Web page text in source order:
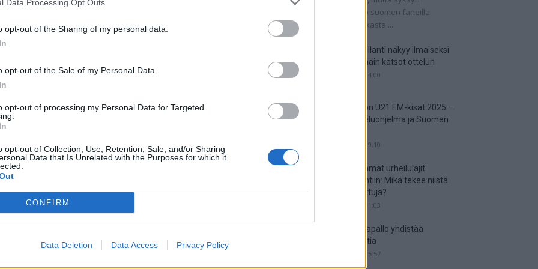
Data Processing Opt Outs
opt-out of the Sharing of my personal data.
opt-out of the Sale of my Personal Data.
opt-out of processing my Personal Data for Targeted
opt-out of Collection, Use, Retention, Sale, and/or Sharing
Data that Is Unrelated with the Purposes for which it
CONFIRM
Data Deletion Data Access Privacy Policy
Cupissa Marinen. PaikallinenChristopher
my window. Unrealpic.twitter.com/iEFCHhMiyu
2021
seurata Gareth Balen otteita suoraan kotoasi käsin,
selkeästi lukemin 0-5, eikä jättänyt paikallisille faneille
joukkueen näkeminen livenä paikallisella
ratkaisuottelut kertovat, onko suomen faneilla
realistista unelmoida kisapaikasta....
Suomi-Hollanti näkyy ilmaiseksi
TV:stä – näin katsot ottelun
06.06.2025 14:00
Jalkapallon U21 EM-kisat 2025 –
tässä otteluohjelma ja Suomen
18.05.2025 09:10
Suosituimmat urheilulajit
vedonlyöntiin: Mikä tekee niistä
niin suosittuja?
05.05.2025 11:03
Miten jalkapallo yhdistää
kansakuntia
25.04.2025 15:57